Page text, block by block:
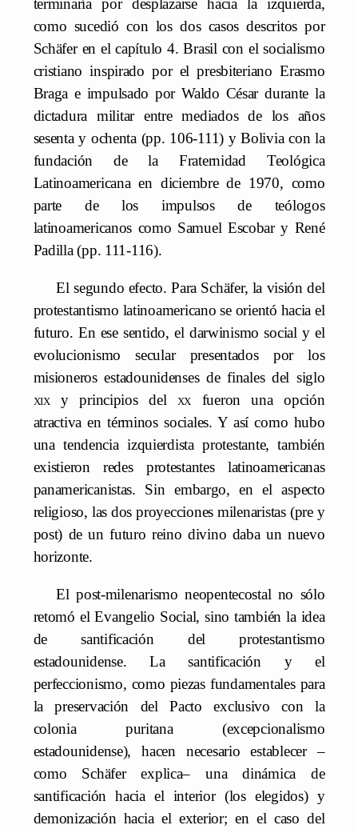
como sucedió con los dos casos descritos por
Schäfer en el capítulo 4. Brasil con el socialismo
cristiano inspirado por el presbiteriano Erasmo
Braga e impulsado por Waldo César durante la
dictadura militar entre mediados de los años
sesenta y ochenta (pp. 106-111) y Bolivia con la
fundación de la Fraternidad Teológica
Latinoamericana en diciembre de 1970, como
parte de los impulsos de teólogos
latinoamericanos como Samuel Escobar y René
Padilla (pp. 111-116).
El segundo efecto. Para Schäfer, la visión del
protestantismo latinoamericano se orientó hacia el
futuro. En ese sentido, el darwinismo social y el
evolucionismo secular presentados por los
misioneros estadounidenses de finales del siglo
xixy principios del xx fueron una opción
atractiva en términos sociales. Y así como hubo
una tendencia izquierdista protestante, también
existieron redes protestantes latinoamericanas
panamericanistas. Sin embargo, en el aspecto
religioso, las dos proyecciones milenaristas (pre y
post) de un futuro reino divino daba un nuevo
horizonte.
El post-milenarismo neopentecostal no sólo
retomó el Evangelio Social, sino también la idea
de santificación del protestantismo
estadounidense. La santificación y el
perfeccionismo, como piezas fundamentales para
la preservación del Pacto exclusivo con la
colonia puritana (excepcionalismo
estadounidense), hacen necesario establecer –
como Schäfer explica– una dinámica de
santificación hacia el interior (los elegidos) y
demonización hacia el exterior; en el caso del